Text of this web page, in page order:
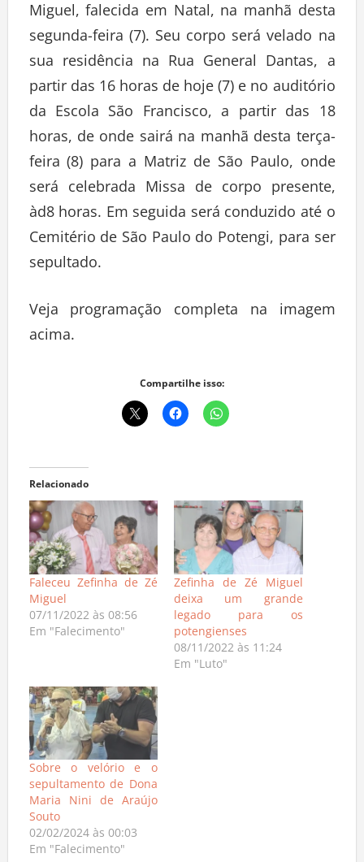
Miguel, falecida em Natal, na manhã desta
segunda-feira (7). Seu corpo será velado na
sua residência na Rua General Dantas, a
partir das 16 horas de hoje (7) e no auditório
da Escola São Francisco, a partir das 18
horas, de onde sairá na manhã desta terça-
feira (8) para a Matriz de São Paulo, onde
será celebrada Missa de corpo presente,
àd8 horas. Em seguida será conduzido até o
Cemitério de São Paulo do Potengi, para ser
sepultado.
Veja programação completa na imagem
acima.
Compartilhe isso:
Relacionado
Faleceu Zefinha de Zé
Miguel
07/11/2022 às 08:56
Em "Falecimento"
Zefinha de Zé Miguel
deixa um grande
legado para os
potengienses
08/11/2022 às 11:24
Em "Luto"
Sobre o velório e o
sepultamento de Dona
Maria Nini de Araújo
Souto
02/02/2024 às 00:03
Em "Falecimento"